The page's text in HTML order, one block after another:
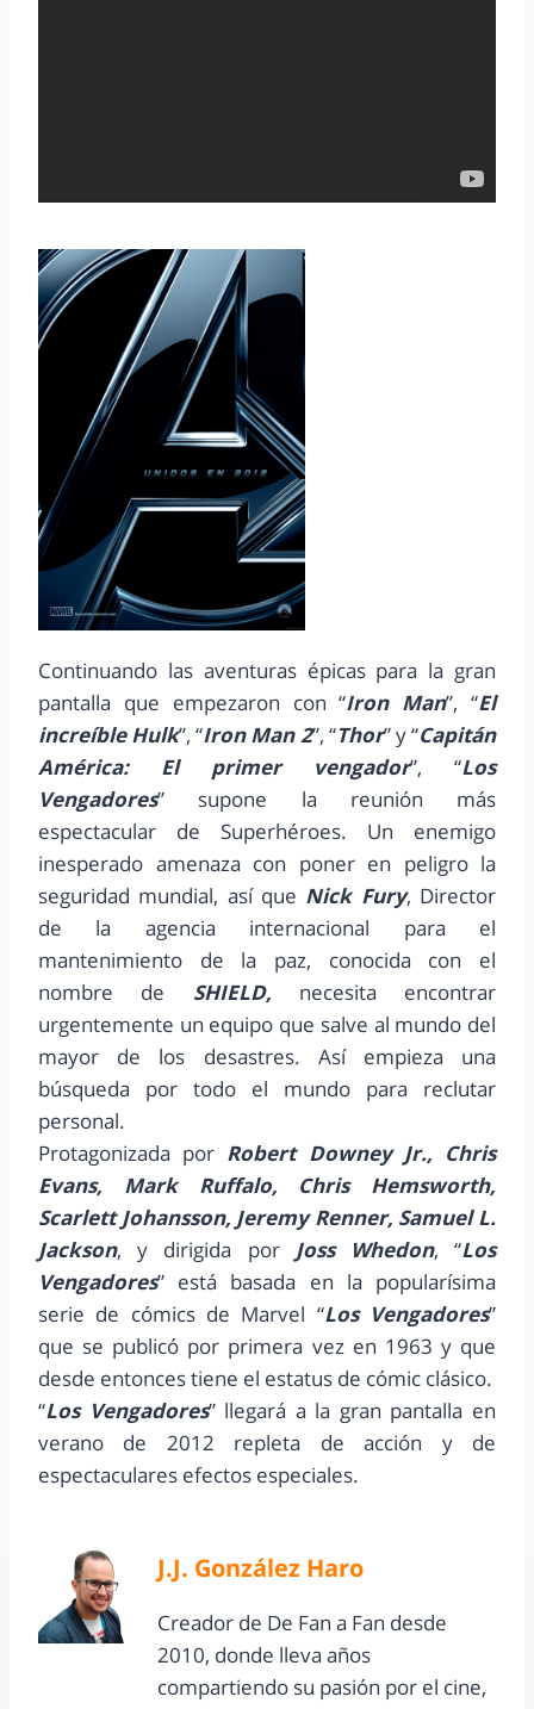
Continuando las aventuras épicas para la gran
pantalla que empezaron con “Iron Man”, “El
increíble Hulk”, “Iron Man 2”, “Thor” y “Capitán
América: El primer vengador”, “Los
Vengadores” supone la reunión más
espectacular de Superhéroes. Un enemigo
inesperado amenaza con poner en peligro la
seguridad mundial, así que Nick Fury, Director
de la agencia internacional para el
mantenimiento de la paz, conocida con el
nombre de SHIELD, necesita encontrar
urgentemente un equipo que salve al mundo del
mayor de los desastres. Así empieza una
búsqueda por todo el mundo para reclutar
personal.
Protagonizada por Robert Downey Jr., Chris
Evans, Mark Ruffalo, Chris Hemsworth,
Scarlett Johansson, Jeremy Renner, Samuel L.
Jackson, y dirigida por Joss Whedon, “Los
Vengadores” está basada en la popularísima
serie de cómics de Marvel “Los Vengadores”
que se publicó por primera vez en 1963 y que
desde entonces tiene el estatus de cómic clásico.
“Los Vengadores” llegará a la gran pantalla en
verano de 2012 repleta de acción y de
espectaculares efectos especiales.
J.J. González Haro
Creador de De Fan a Fan desde
2010, donde lleva años
compartiendo su pasión por el cine,